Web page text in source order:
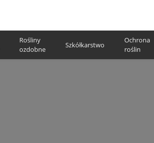
Rośliny
ozdobne
Szkółkarstwo
Ochrona
roślin